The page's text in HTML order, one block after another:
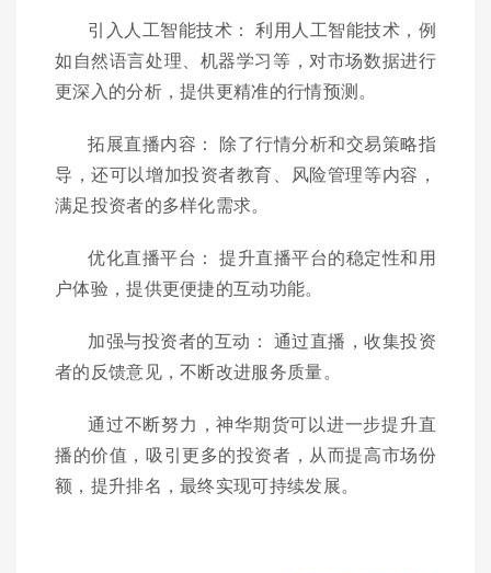
引入人工智能技术： 利用人工智能技术，例
如自然语言处理、机器学习等，对市场数据进行
更深入的分析，提供更精准的行情预测。
拓展直播内容： 除了行情分析和交易策略指
导，还可以增加投资者教育、风险管理等内容，
满足投资者的多样化需求。
优化直播平台： 提升直播平台的稳定性和用
户体验，提供更便捷的互动功能。
加强与投资者的互动： 通过直播，收集投资
者的反馈意见，不断改进服务质量。
通过不断努力，神华期货可以进一步提升直
播的价值，吸引更多的投资者，从而提高市场份
额，提升排名，最终实现可持续发展。